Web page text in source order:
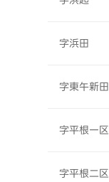
字浜田
字東午新田
字平根一区
字平根二区